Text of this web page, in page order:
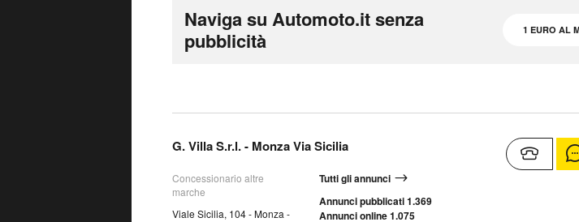
Naviga su Automoto.it senza
pubblicità
1 EURO AL
G. Villa S.r.l. - Monza Via Sicilia
Concessionario altre
marche
Viale Sicilia, 104 - Monza -
Tutti gli annunci
Annunci pubblicati 1.369
Annunci online 1.075